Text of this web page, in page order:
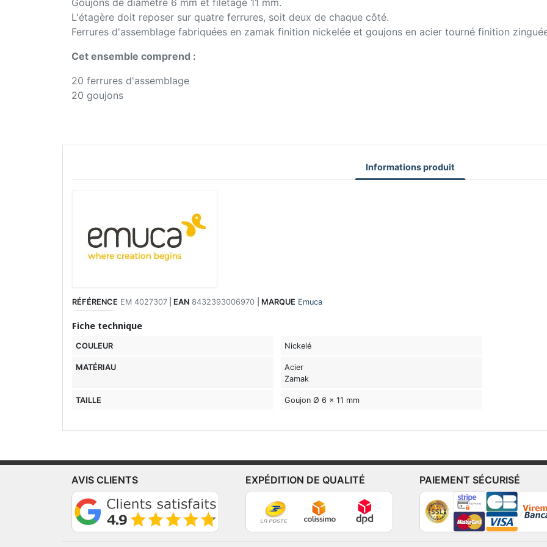
L'étagère doit reposer sur quatre ferrures, soit deux de chaque côté.
Ferrures d'assemblage fabriquées en zamak finition nickelée et goujons en acier tourné finition
Cet ensemble comprend :
20 ferrures d'assemblage
20 goujons
Informations produit
RÉFÉRENCE EM 4027307 EAN 8432393006970 MARQUE Emuca
Fiche technique
COULEUR Nickelé
MATÉRIAU
Acier
Zamak
TAILLE Goujon Ø 6 x 11 mm
AVIS CLIENTS EXPÉDITION DE QUALITÉ PAIEMENT SÉCURISÉ